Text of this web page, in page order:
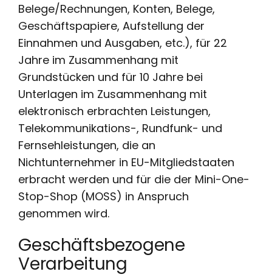
Belege/Rechnungen, Konten, Belege,
Geschäftspapiere, Aufstellung der
Einnahmen und Ausgaben, etc.), für 22
Jahre im Zusammenhang mit
Grundstücken und für 10 Jahre bei
Unterlagen im Zusammenhang mit
elektronisch erbrachten Leistungen,
Telekommunikations-, Rundfunk- und
Fernsehleistungen, die an
Nichtunternehmer in EU-Mitgliedstaaten
erbracht werden und für die der Mini-One-
Stop-Shop (MOSS) in Anspruch
genommen wird.
Geschäftsbezogene
Verarbeitung